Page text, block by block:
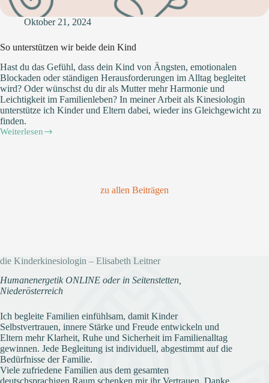
Oktober 21, 2024
So unterstützen wir beide dein Kind
Hast du das Gefühl, dass dein Kind von Ängsten, emotionalen
Blockaden oder ständigen Herausforderungen im Alltag begleitet
wird? Oder wünschst du dir als Mutter mehr Harmonie und
Leichtigkeit im Familienleben? In meiner Arbeit als Kinesiologin
unterstütze ich Kinder und Eltern dabei, wieder ins Gleichgewicht zu
finden.
Weiterlesen
So
zu allen Beiträgen
die Kinderkinesiologin – Elisabeth Leitner
Humanenergetik ONLINE oder in Seitenstetten,
Niederösterreich
Ich begleite Familien einfühlsam, damit Kinder
Selbstvertrauen, innere Stärke und Freude entwickeln und
Eltern mehr Klarheit, Ruhe und Sicherheit im Familienalltag
gewinnen. Jede Begleitung ist individuell, abgestimmt auf die
Bedürfnisse der Familie.
Viele zufriedene Familien aus dem gesamten